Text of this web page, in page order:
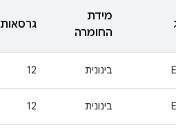
מידת
החומרה
גרסאות AOSP מעודכנות
בינונית 12
בינונית 12